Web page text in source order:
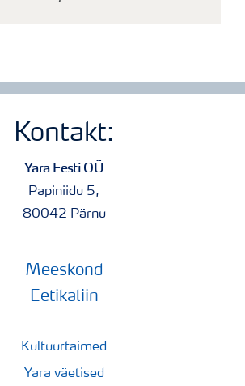
Kontakt:
Yara Eesti OÜ
Papiniidu 5,
80042 Pärnu
Meeskond
Eetikaliin
Kultuurtaimed
Yara väetised